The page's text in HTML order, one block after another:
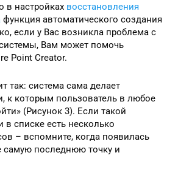
в настройках восстановления
функция автоматического создания
если у Вас возникла проблема с
Вам может помочь
Point Creator.
так: система сама делает
к которым пользователь в любое
(Рисунок 3). Если такой
в списке есть несколько
– вспомните, когда появилась
самую последнюю точку и